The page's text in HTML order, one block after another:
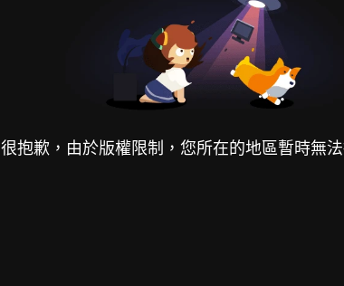
很抱歉，由於版權限制，您所在的地區暫時無